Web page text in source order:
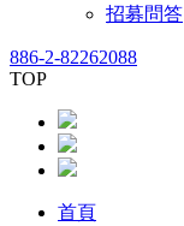
招募問答
886-2-82262088
TOP
首頁